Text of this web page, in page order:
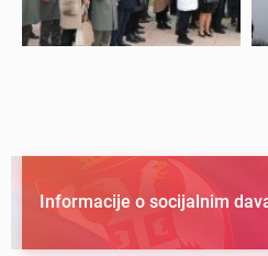
Informacije o socijalnim